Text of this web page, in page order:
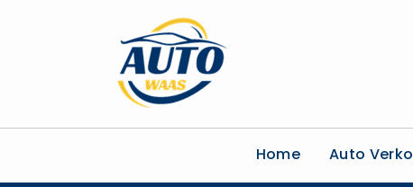
Home Auto